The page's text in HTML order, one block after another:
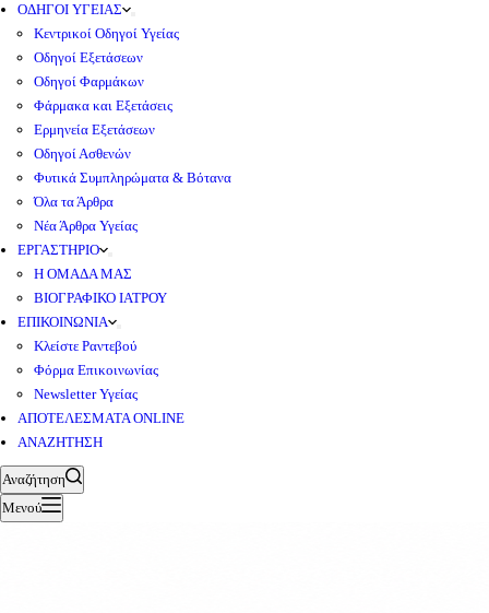
ΟΔΗΓΟΙ ΥΓΕΙΑΣ
Κεντρικοί Οδηγοί Υγείας
Οδηγοί Εξετάσεων
Οδηγοί Φαρμάκων
Φάρμακα και Εξετάσεις
Ερμηνεία Εξετάσεων
Οδηγοί Ασθενών
Φυτικά Συμπληρώματα & Βότανα
Όλα τα Άρθρα
Νέα Άρθρα Υγείας
ΕΡΓΑΣΤΗΡΙΟ
Η ΟΜΑΔΑ ΜΑΣ
ΒΙΟΓΡΑΦΙΚΟ ΙΑΤΡΟΥ
ΕΠΙΚΟΙΝΩΝΙΑ
Κλείστε Ραντεβού
Φόρμα Επικοινωνίας
Newsletter Υγείας
ΑΠΟΤΕΛΕΣΜΑΤΑ ONLINE
ΑΝΑΖΗΤΗΣΗ
Αναζήτηση
Μενού